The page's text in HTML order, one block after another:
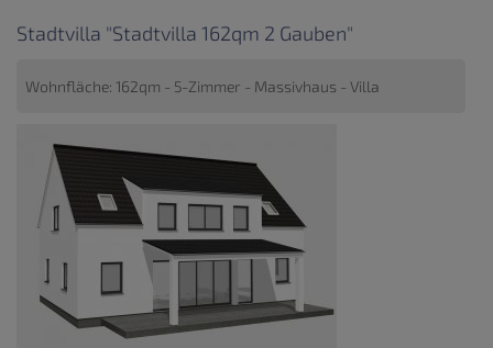
Stadtvilla "Stadtvilla 162qm 2 Gauben"
Wohnfläche: 162qm - 5-Zimmer - Massivhaus - Villa